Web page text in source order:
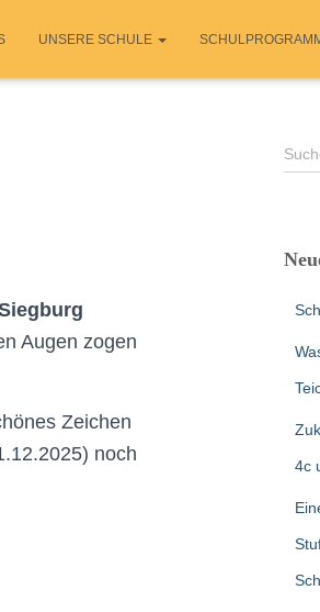
UNSERE SCHULE
Augen zogen
Zeichen
noch
S
u
n
4c